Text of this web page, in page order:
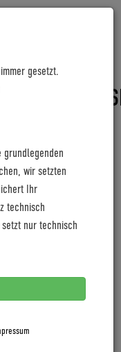
gesetzt.
grundlegenden
wir setzten
Ihr
technisch
nur technisch
2027
show concept for
für 2027 aus
Digitalisierung im